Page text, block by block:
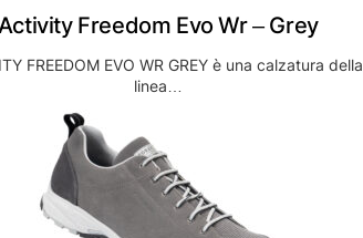
Activity Freedom Evo Wr – Grey
FREEDOM EVO WR GREY è una calzatura della
linea…